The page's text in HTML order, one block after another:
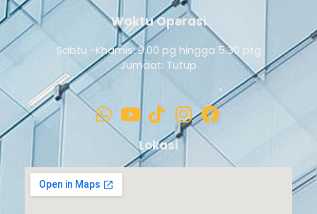
Waktu Operasi
Sabtu -Khamis: 9.00 pg hingga 5.30 ptg
Jumaat: Tutup
Lokasi